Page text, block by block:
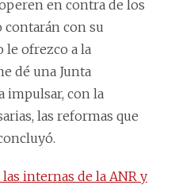
en contra de los
contarán con su
le ofrezco a la
dé una Junta
impulsar, con la
las reformas que
internas de la ANR y